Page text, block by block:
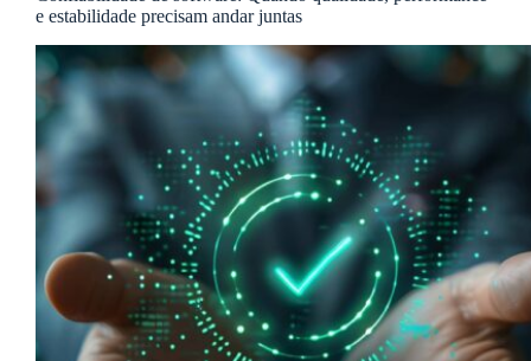
e estabilidade precisam andar juntas